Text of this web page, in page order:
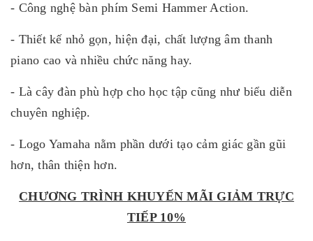
- Công nghệ bàn phím Semi Hammer Action.
- Thiết kế nhỏ gọn, hiện đại, chất lượng âm thanh
piano cao và nhiều chức năng hay.
- Là cây đàn phù hợp cho học tập cũng như biểu diễn
chuyên nghiệp.
- Logo Yamaha nằm phần dưới tạo cảm giác gần gũi
hơn, thân thiện hơn.
CHƯƠNG TRÌNH KHUYẾN MÃI GIẢM TRỰC
TIẾP 10%